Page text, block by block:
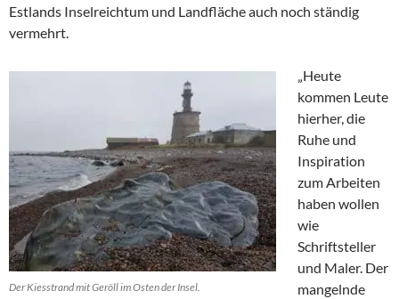
Estlands Inselreichtum und Landfläche auch noch ständig
vermehrt.
Der Kiesstrand mit Geröll im Osten der Insel.
„Heute
kommen Leute
hierher, die
Ruhe und
Inspiration
zum Arbeiten
haben wollen
wie
Schriftsteller
und Maler. Der
mangelnde